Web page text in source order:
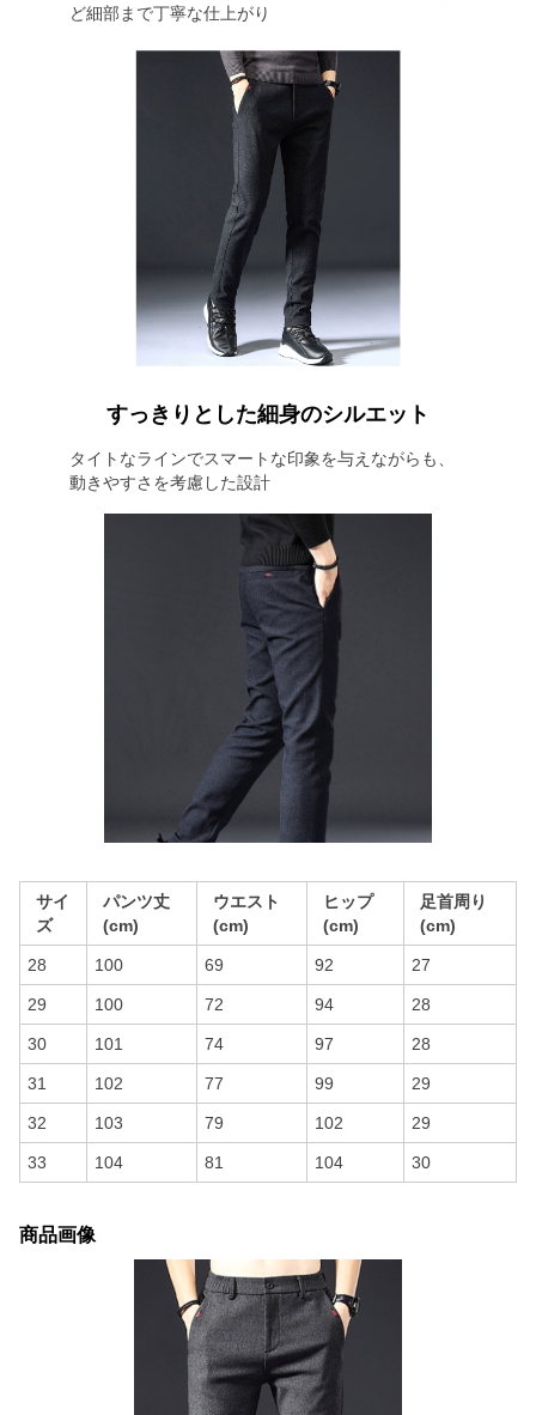
ど細部まで丁寧な仕上がり
すっきりとした細身のシルエット
タイトなラインでスマートな印象を与えながらも、
動きやすさを考慮した設計
サイ
ズ
パンツ丈
(cm)
ウエスト
(cm)
ヒップ
(cm)
足首周り
(cm)
28 100 69 92 27
29 100 72 94 28
30 101 74 97 28
31 102 77 99 29
32 103 79 102 29
33 104 81 104 30
商品画像